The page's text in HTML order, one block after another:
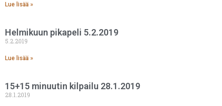
Lue lisää »
Helmikuun pikapeli 5.2.2019
5.2.2019
Lue lisää »
15+15 minuutin kilpailu 28.1.2019
28.1.2019